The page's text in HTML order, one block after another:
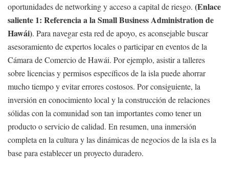
oportunidades de networking y acceso a capital de riesgo. (Enlace
saliente 1: Referencia a la Small Business Administration de
Hawái). Para navegar esta red de apoyo, es aconsejable buscar
asesoramiento de expertos locales o participar en eventos de la
Cámara de Comercio de Hawái. Por ejemplo, asistir a talleres
sobre licencias y permisos específicos de la isla puede ahorrar
mucho tiempo y evitar errores costosos. Por consiguiente, la
inversión en conocimiento local y la construcción de relaciones
sólidas con la comunidad son tan importantes como tener un
producto o servicio de calidad. En resumen, una inmersión
completa en la cultura y las dinámicas de negocios de la isla es la
base para establecer un proyecto duradero.